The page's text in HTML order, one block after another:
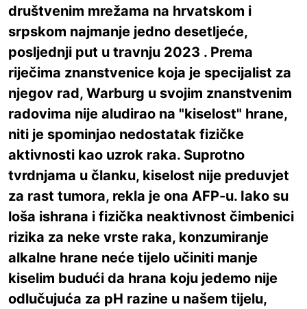
društvenim mrežama na hrvatskom i
srpskom najmanje jedno desetljeće,
posljednji put u travnju 2023 . Prema
riječima znanstvenice koja je specijalist za
njegov rad, Warburg u svojim znanstvenim
radovima nije aludirao na "kiselost" hrane,
niti je spominjao nedostatak fizičke
aktivnosti kao uzrok raka. Suprotno
tvrdnjama u članku, kiselost nije preduvjet
za rast tumora, rekla je ona AFP-u. Iako su
loša ishrana i fizička neaktivnost čimbenici
rizika za neke vrste raka, konzumiranje
alkalne hrane neće tijelo učiniti manje
kiselim budući da hrana koju jedemo nije
odlučujuća za pH razine u našem tijelu,